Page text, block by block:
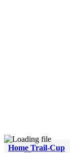
Home Trail-Cup